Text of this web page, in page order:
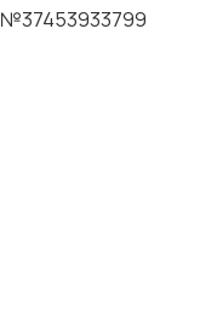
№37453933799